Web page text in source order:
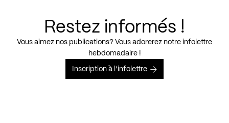
Restez informés !
Vous aimez nos publications? Vous adorerez notre infolettre
hebdomadaire !
Inscription à l’infolettre